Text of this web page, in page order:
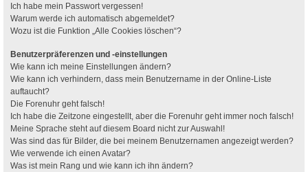
Ich habe mein Passwort vergessen!
Warum werde ich automatisch abgemeldet?
Wozu ist die Funktion „Alle Cookies löschen“?
Benutzerpräferenzen und -einstellungen
Wie kann ich meine Einstellungen ändern?
Wie kann ich verhindern, dass mein Benutzername in der Online-Liste
auftaucht?
Die Forenuhr geht falsch!
Ich habe die Zeitzone eingestellt, aber die Forenuhr geht immer noch falsch!
Meine Sprache steht auf diesem Board nicht zur Auswahl!
Was sind das für Bilder, die bei meinem Benutzernamen angezeigt werden?
Wie verwende ich einen Avatar?
Was ist mein Rang und wie kann ich ihn ändern?